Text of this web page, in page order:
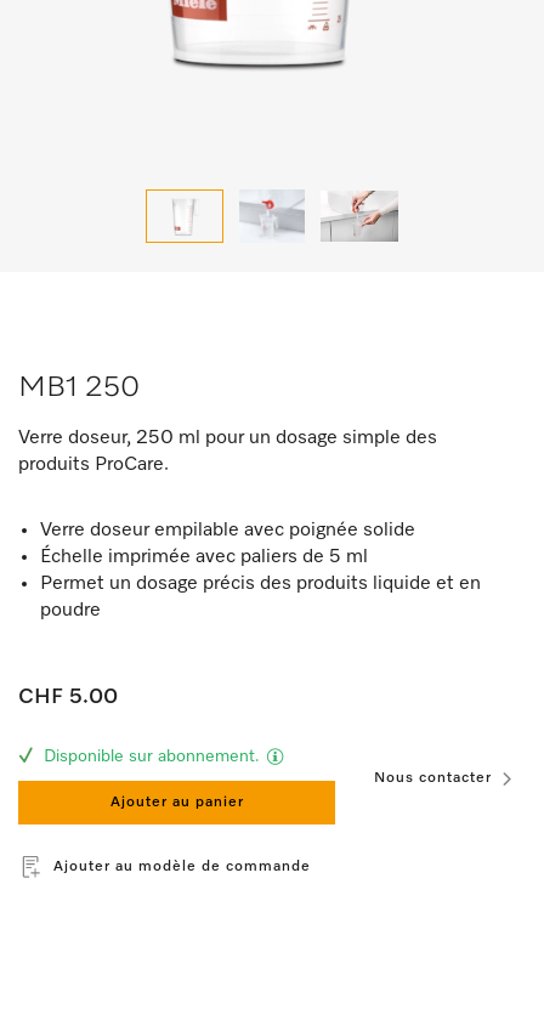
MB1 250
Verre doseur, 250 ml pour un dosage simple des
produits ProCare.
Verre doseur empilable avec poignée solide
Échelle imprimée avec paliers de 5 ml
Permet un dosage précis des produits liquide et en
poudre
CHF 5.00
Disponible sur abonnement.
Ajouter au panier
Nous contacter
Ajouter au modèle de commande